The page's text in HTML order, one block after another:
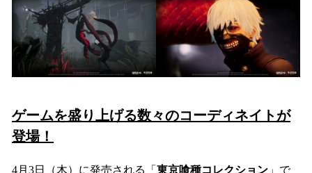
ゲームを盛り上げる数々のコーディネイトが
登場！
4月3日（木）に発売される「 東京喰種コレクション 」で